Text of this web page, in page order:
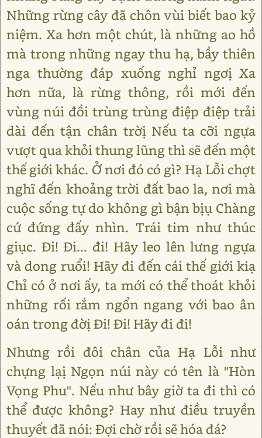
Những rừng cây đã chôn vùi biết bao kỷ
niệm. Xa hơn một chút, là những ao hồ
mà trong những ngay thu hạ, bầy thiên
nga thường đáp xuống nghỉ ngơị Xa
hơn nữa, là rừng thông, rồi mới đến
vùng núi đồi trùng trùng điệp điệp trải
dài đến tận chân trờị Nếu ta cỡi ngựa
vượt qua khỏi thung lũng thì sẽ đến một
thế giới khác. Ở nơi đó có gì? Hạ Lỗi chợt
nghĩ đến khoảng trời đất bao la, nơi mà
cuộc sống tự do không gì bận bịụ Chàng
cứ đứng đấy nhìn. Trái tim như thúc
giục. Đi! Đi... đi! Hãy leo lên lưng ngựa
và dong ruổi! Hãy đi đến cái thế giới kiạ
Chỉ có ở nơi ấy, ta mới có thể thoát khỏi
những rối rắm ngổn ngang với bao ân
oán trong đờị Đi! Đi! Hãy đi đi!
Nhưng rồi đôi chân của Hạ Lỗi như
chựng lạị Ngọn núi này có tên là "Hòn
Vọng Phu". Nếu như bây giờ ta đi thì có
thể được không? Hay như điều truyền
thuyết đã nói: Đợi chờ rồi sẽ hóa đá?